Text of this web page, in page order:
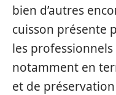
bien d’autres
cuisson présente
les
notamment en
et de